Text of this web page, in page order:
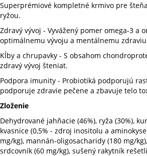
Superprémiové kompletné krmivo pre
ryžou.
Zdravý vývoj - Vyvážený pomer omega-3
optimálnemu vývoju a mentálnemu
Kĺby a chrupavky - S obsahom
zdravý vývoj šteniat.
Podpora imunity - Probiotiká podporujú
podporuje zdravie pečene a zbavuje telo
Zloženie
Dehydrované jahňacie (46%), ryža (30%),
kvasnice (0,5% - zdroj inositolu a
mg/kg), mannán-oligosacharidy (180 mg/
srdcovník (60 mg/kg), sušený rakytník